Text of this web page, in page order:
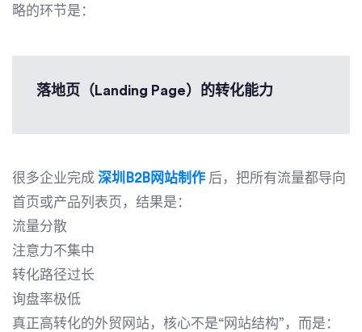
略的环节是：
落地页（Landing Page）的转化能力
很多企业完成 深圳B2B网站制作 后，把所有流量都导向
首页或产品列表页，结果是：
流量分散
注意力不集中
转化路径过长
询盘率极低
真正高转化的外贸网站，核心不是“网站结构”，而是：